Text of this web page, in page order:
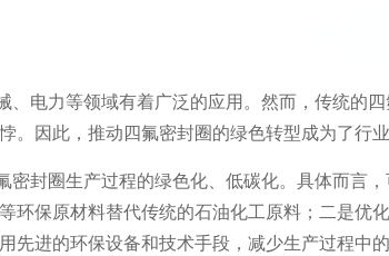
电力等领域有着广泛的应用。然而，传统的
因此，推动四氟密封圈的绿色转型成为了行业
封圈生产过程的绿色化、低碳化。具体而言
环保原材料替代传统的石油化工原料；二是优
进的环保设备和技术手段，减少生产过程中的